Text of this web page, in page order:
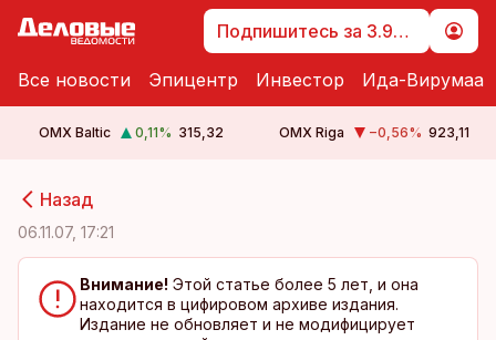
Подпишитесь за 3.99 €
Все новости Эпицентр Инвестор Ида-Вирумаа
OMX Baltic 0,11% 315,32 OMX Riga −0,56% 923,11
Назад
06.11.07, 17:21
Внимание! Этой статье более 5 лет, и она
находится в цифировом архиве издания.
Издание не обновляет и не модифицирует